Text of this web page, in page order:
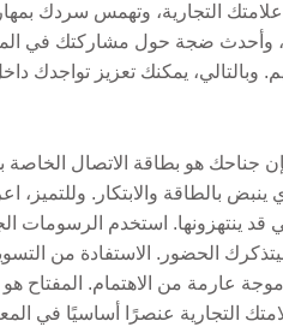
التجارية، وتهمس سردك
وأحدث ضجة حول مشاركتك في
وبالتالي، يمكنك تعزيز تواجدك
جناحك هو بطاقة الاتصال
بالطاقة والابتكار. وللتميز،
قد ينتهزونها. استخدم الرسومات
ليتذكرك الحضور. الاستفادة
عارمة من الاهتمام. المفتاح هو
التجارية عنصرًا أساسيًا في